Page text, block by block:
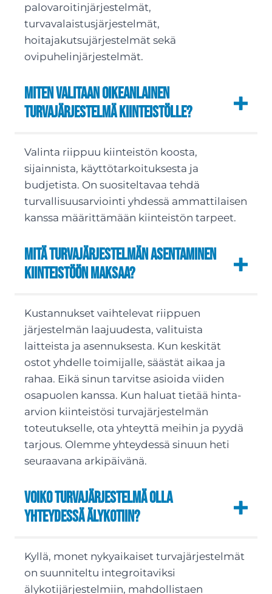
palovaroitinjärjestelmät,
turvavalaistusjärjestelmät,
hoitajakutsujärjestelmät sekä
ovipuhelinjärjestelmät.
Miten valitaan oikeanlainen
turvajärjestelmä kiinteistölle?
Valinta riippuu kiinteistön koosta,
sijainnista, käyttötarkoituksesta ja
budjetista. On suositeltavaa tehdä
turvallisuusarviointi yhdessä ammattilaisen
kanssa määrittämään kiinteistön tarpeet.
Mitä turvajärjestelmän asentaminen
kiinteistöön maksaa?
Kustannukset vaihtelevat riippuen
järjestelmän laajuudesta, valituista
laitteista ja asennuksesta. Kun keskität
ostot yhdelle toimijalle, säästät aikaa ja
rahaa. Eikä sinun tarvitse asioida viiden
osapuolen kanssa. Kun haluat tietää hinta-
arvion kiinteistösi turvajärjestelmän
toteutukselle, ota yhteyttä meihin ja pyydä
tarjous. Olemme yhteydessä sinuun heti
seuraavana arkipäivänä.
Voiko turvajärjestelmä olla
yhteydessä älykotiin?
Kyllä, monet nykyaikaiset turvajärjestelmät
on suunniteltu integroitaviksi
älykotijärjestelmiin, mahdollistaen